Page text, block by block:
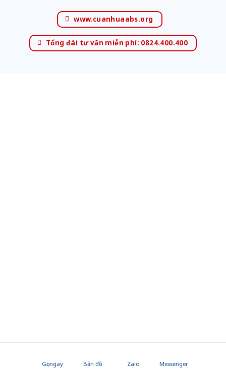
www.cuanhuaabs.org
Tổng đài tư vấn miễn phí: 0824.400.400
Gọi ngay Bản đồ Zalo Messenger